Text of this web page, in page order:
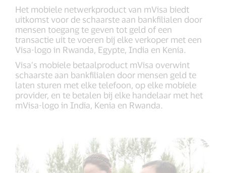
Het mobiele netwerkproduct van mVisa biedt
uitkomst voor de schaarste aan bankfilialen door
mensen toegang te geven tot geld of een
transactie uit te voeren bij elke verkoper met een
Visa-logo in Rwanda, Egypte, India en Kenia.
Visa’s mobiele betaalproduct mVisa overwint
schaarste aan bankfilialen door mensen geld te
laten sturen met elke telefoon, op elke mobiele
provider, en te betalen bij elke handelaar met het
mVisa-logo in India, Kenia en Rwanda.